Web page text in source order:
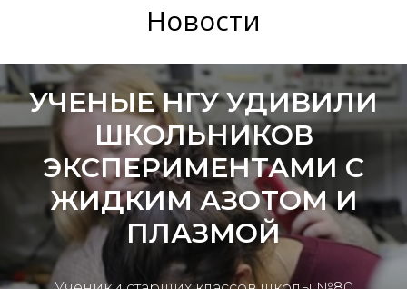
Новости
УЧЕНЫЕ НГУ УДИВИЛИ
ШКОЛЬНИКОВ
ЭКСПЕРИМЕНТАМИ С
ЖИДКИМ АЗОТОМ И
ПЛАЗМОЙ